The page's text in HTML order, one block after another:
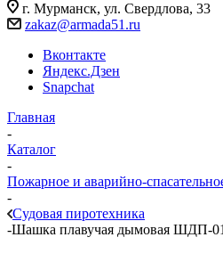
г. Мурманск, ул. Свердлова, 33
zakaz@armada51.ru
Вконтакте
Яндекс.Дзен
Snapchat
Главная
-
Каталог
-
Пожарное и аварийно-
-
Судовая пиротехника
-Шашка плавучая дымовая ШДП-01